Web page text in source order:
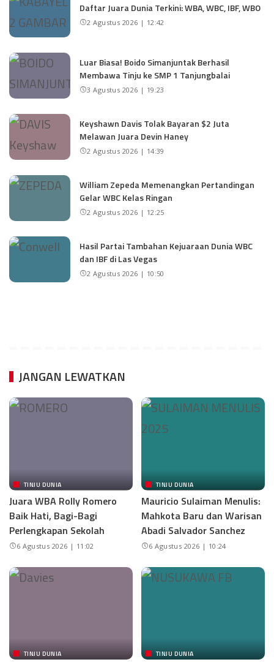
Daftar Juara Dunia Terkini: WBA, WBC, IBF, WBO
2 Agustus 2026 | 12:42
Luar Biasa! Boido Simanjuntak Berhasil
Membawa Tinju ke SMP 1 Tanjungbalai
3 Agustus 2026 | 19:23
Keyshawn Davis Tolak Bayaran $2 Juta
Melawan Juara Devin Haney
2 Agustus 2026 | 14:39
William Zepeda Memenangkan Pertandingan
Gelar WBC Kelas Ringan
2 Agustus 2026 | 12:25
Hasil Partai Tambahan Kejuaraan Dunia WBC
dan IBF di Las Vegas
2 Agustus 2026 | 10:50
JANGAN LEWATKAN
TINJU DUNIA
Juara WBA Rolly Romero
Baik Hati, Bagi-Bagi
Perlengkapan Sekolah
6 Agustus 2026 | 11:02
TINJU DUNIA
Mauricio Sulaiman Menulis:
Mahkota Baru dan Warisan
Abadi Salvador Sanchez
6 Agustus 2026 | 10:24
TINJU DUNIA TINJU DUNIA